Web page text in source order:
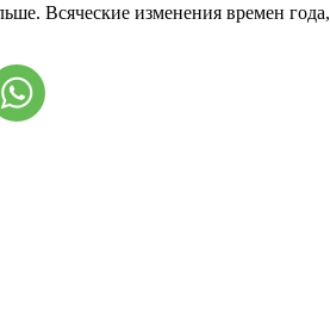
Всяческие изменения времен